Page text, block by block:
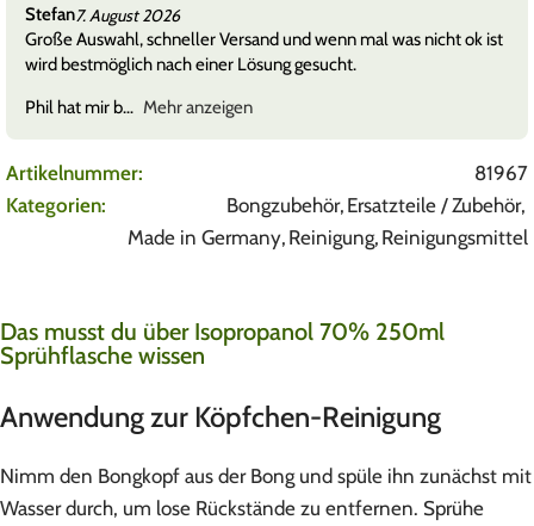
Stefan7. August 2026
Große Auswahl, schneller Versand und wenn mal was nicht ok ist
wird bestmöglich nach einer Lösung gesucht.
Phil hat mir b
Mehr anzeigen
Artikelnummer:
81967
Kategorien:
Bongzubehör, Ersatzteile / Zubehör,
Made in Germany, Reinigung, Reinigungsmittel
Das musst du über Isopropanol 70% 250ml
Sprühflasche wissen
Anwendung zur Köpfchen-Reinigung
Nimm den Bongkopf aus der Bong und spüle ihn zunächst mit
Wasser durch, um lose Rückstände zu entfernen. Sprühe